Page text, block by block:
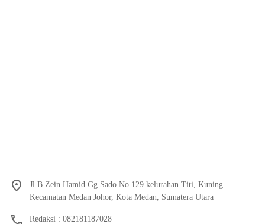
Jl B Zein Hamid Gg Sado No 129 kelurahan Titi, Kuning
Kecamatan Medan Johor, Kota Medan, Sumatera Utara
Redaksi : 082181187028